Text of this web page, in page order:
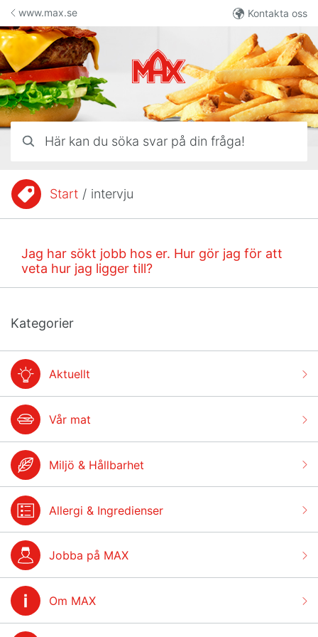
Hoppa till innehåll
Här kan du söka svar på din fråga!
www.max.se Kontakta oss
Du är här:Start / intervju
Jag har sökt jobb hos er. Hur gör jag för att
veta hur jag ligger till?
Kategorier
Aktuellt
Vår mat
Miljö & Hållbarhet
Allergi & Ingredienser
Jobba på MAX
Om MAX